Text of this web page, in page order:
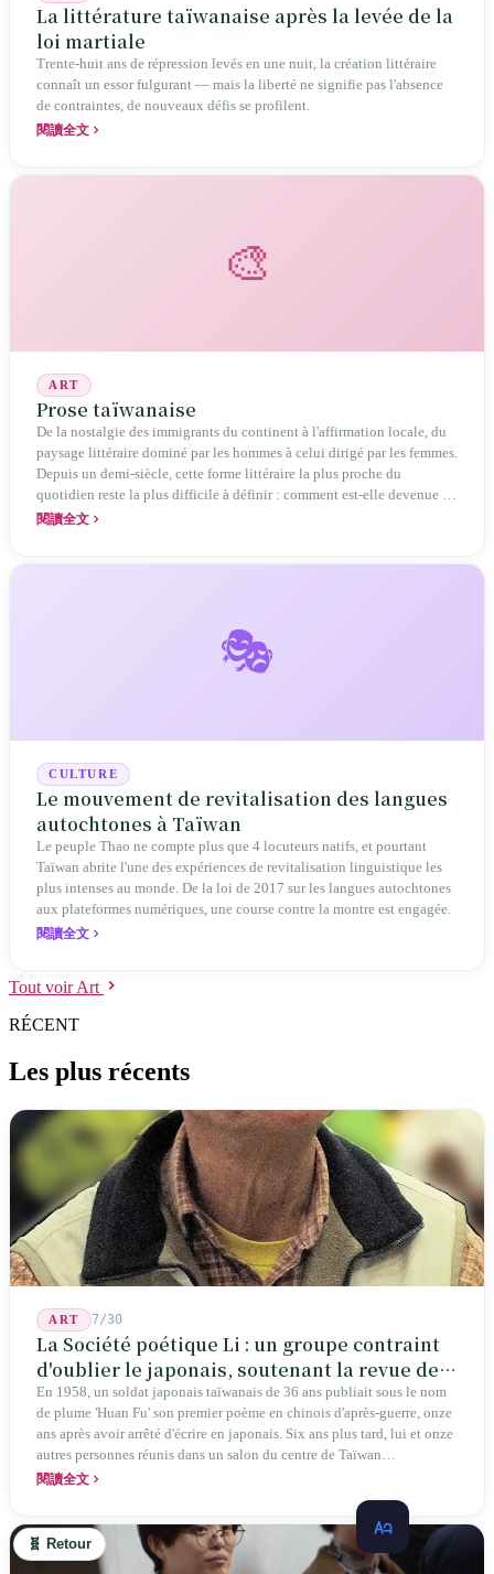
La littérature taïwanaise après la levée de la
loi martiale
Trente-huit ans de répression levés en une nuit, la création littéraire
connaît un essor fulgurant — mais la liberté ne signifie pas l'absence
de contraintes, de nouveaux défis se profilent.
閱讀全文
🎨
ART
Prose taïwanaise
De la nostalgie des immigrants du continent à l'affirmation locale, du
paysage littéraire dominé par les hommes à celui dirigé par les femmes.
Depuis un demi-siècle, cette forme littéraire la plus proche du
quotidien reste la plus difficile à définir : comment est-elle devenue le
porte‑voyageur de la mémoire émotionnelle des Taïwanais ?
閱讀全文
🎭
CULTURE
Le mouvement de revitalisation des langues
autochtones à Taïwan
Le peuple Thao ne compte plus que 4 locuteurs natifs, et pourtant
Taïwan abrite l'une des expériences de revitalisation linguistique les
plus intenses au monde. De la loi de 2017 sur les langues autochtones
aux plateformes numériques, une course contre la montre est engagée.
閱讀全文
Tout voir Art
RÉCENT
Les plus récents
ART 7/30
La Société poétique Li : un groupe contraint
d'oublier le japonais, soutenant la revue de
poésie chinoise la plus ancienne de Taïwan
En 1958, un soldat japonais taïwanais de 36 ans publiait sous le nom
de plume 'Huan Fu' son premier poème en chinois d'après-guerre, onze
ans après avoir arrêté d'écrire en japonais. Six ans plus tard, lui et onze
autres personnes réunis dans un salon du centre de Taïwan
transformaient cette expérience de mutisme générationnel en une
jusqu'aux manuels scolaires du collège.
閱讀全文
🧬 Retour